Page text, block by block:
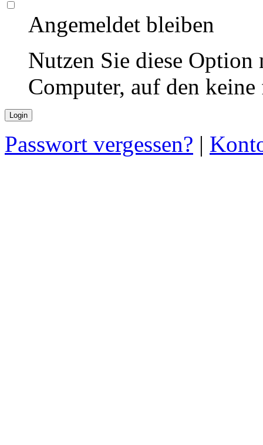
Angemeldet bleiben
Nutzen Sie diese
Computer, auf den
Passwort vergessen? |